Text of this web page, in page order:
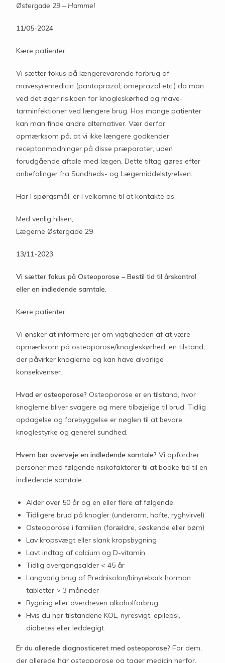
Østergade 29 – Hammel
11/05-2024
Kære patienter
Vi sætter fokus på længerevarende forbrug af
mavesyremedicin (pantoprazol, omeprazol etc.) da man
ved det øger risikoen for knogleskørhed og mave-
tarminfektioner ved længere brug. Hos mange patienter
kan man finde andre alternativer. Vær derfor
opmærksom på, at vi ikke længere godkender
receptanmodninger på disse præparater, uden
forudgående aftale med lægen. Dette tiltag gøres efter
anbefalinger fra Sundheds- og Lægemiddelstyrelsen.
Har I spørgsmål, er I velkomne til at kontakte os.
Med venlig hilsen,
Lægerne Østergade 29
13/11-2023
Vi sætter fokus på Osteoporose – Bestil tid til årskontrol
eller en indledende samtale.
Kære patienter,
Vi ønsker at informere jer om vigtigheden af at være
opmærksom på osteoporose/knogleskørhed, en tilstand,
der påvirker knoglerne og kan have alvorlige
konsekvenser.
Hvad er osteoporose? Osteoporose er en tilstand, hvor
knoglerne bliver svagere og mere tilbøjelige til brud. Tidlig
opdagelse og forebyggelse er nøglen til at bevare
knoglestyrke og generel sundhed.
Hvem bør overveje en indledende samtale? Vi opfordrer
personer med følgende risikofaktorer til at booke tid til en
indledende samtale:
Alder over 50 år og en eller flere af følgende:
Tidligere brud på knogler (underarm, hofte, ryghvirvel)
Osteoporose i familien (forældre, søskende eller børn)
Lav kropsvægt eller slank kropsbygning
Lavt indtag af calcium og D-vitamin
Tidlig overgangsalder < 45 år
Langvarig brug af Prednisolon/binyrebark hormon
tabletter > 3 måneder
Rygning eller overdreven alkoholforbrug
Hvis du har tilstandene KOL, nyresvigt, epilepsi,
diabetes eller leddegigt.
Er du allerede diagnosticeret med osteoporose? For dem,
der allerede har osteoporose og tager medicin herfor,